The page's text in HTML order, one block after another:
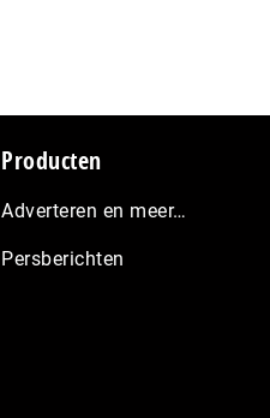
Producten
Adverteren en meer…
Persberichten